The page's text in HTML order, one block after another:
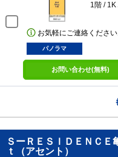
1階 / 1K
お気軽にご連絡くださ
パノラマ
お問い合わせ(無料)
ＳーＲＥＳＩＤＥＮＣＥ
ｔ（アセント）